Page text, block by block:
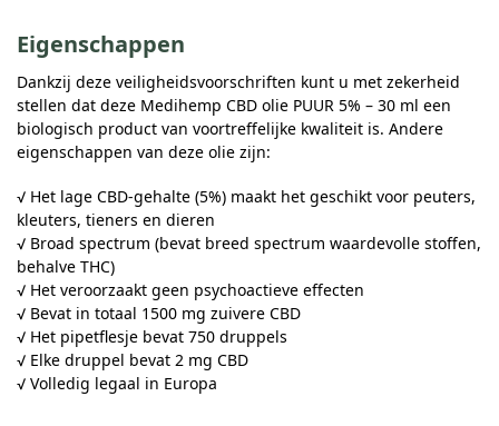
Eigenschappen
Dankzij deze veiligheidsvoorschriften kunt u met zekerheid
stellen dat deze Medihemp CBD olie PUUR 5% – 30 ml een
biologisch product van voortreffelijke kwaliteit is. Andere
eigenschappen van deze olie zijn:
√ Het lage CBD-gehalte (5%) maakt het geschikt voor peuters,
kleuters, tieners en dieren
√ Broad spectrum (bevat breed spectrum waardevolle stoffen,
behalve THC)
√ Het veroorzaakt geen psychoactieve effecten
√ Bevat in totaal 1500 mg zuivere CBD
√ Het pipetflesje bevat 750 druppels
√ Elke druppel bevat 2 mg CBD
√ Volledig legaal in Europa